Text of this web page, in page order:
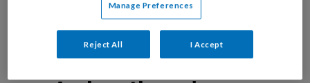
Manage Preferences
Reject All I Accept